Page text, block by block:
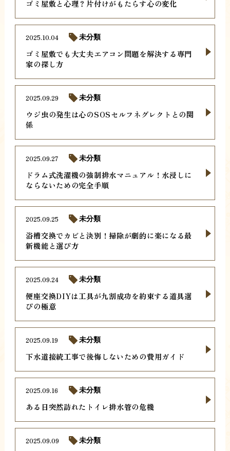
ゴミ屋敷と心理？片付けがもたらす心の変化
ゴミ屋敷でも大丈夫エアコン問題を解決する専門
家の探し方
2025.10.04 未分類
ウジ虫の発生は心のSOSセルフネグレクトとの関
係
2025.09.29 未分類
ドラム式洗濯機の強制排水マニュアル！水浸しに
ならないための完全手順
2025.09.27 未分類
浴槽交換でカビと決別！掃除が劇的に楽になる最
新機能と選び方
2025.09.25 未分類
便座交換DIYは工具が九割成功を約束する道具選
びの極意
2025.09.24 未分類
下水道接続工事で後悔しないための費用ガイド
2025.09.19 未分類
ある日突然訪れたトイレ排水管の危機
2025.09.16 未分類
2025.09.09 未分類